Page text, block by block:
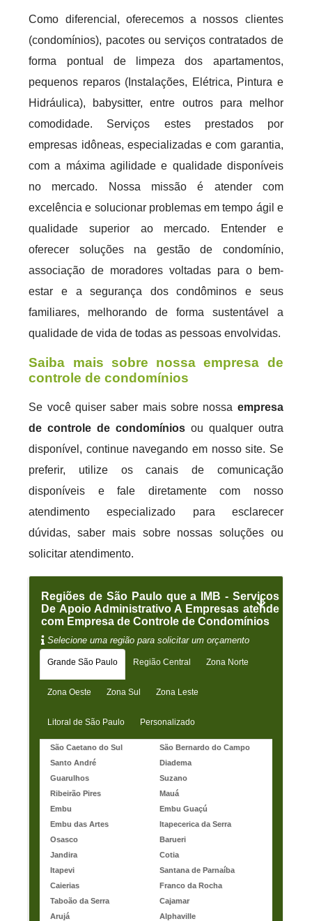
Como diferencial, oferecemos a nossos clientes
(condomínios), pacotes ou serviços contratados de
forma pontual de limpeza dos apartamentos,
pequenos reparos (Instalações, Elétrica, Pintura e
Hidráulica), babysitter, entre outros para melhor
comodidade. Serviços estes prestados por
empresas idôneas, especializadas e com garantia,
com a máxima agilidade e qualidade disponíveis
no mercado. Nossa missão é atender com
excelência e solucionar problemas em tempo ágil e
qualidade superior ao mercado. Entender e
oferecer soluções na gestão de condomínio,
associação de moradores voltadas para o bem-
estar e a segurança dos condôminos e seus
familiares, melhorando de forma sustentável a
qualidade de vida de todas as pessoas envolvidas.
Saiba mais sobre nossa empresa de
controle de condomínios
Se você quiser saber mais sobre nossa empresa
de controle de condomínios ou qualquer outra
disponível, continue navegando em nosso site. Se
preferir, utilize os canais de comunicação
disponíveis e fale diretamente com nosso
atendimento especializado para esclarecer
dúvidas, saber mais sobre nossas soluções ou
solicitar atendimento.
Regiões de São Paulo que a IMB - Serviços
De Apoio Administrativo A Empresas atende
com Empresa de Controle de Condomínios
Selecione uma região para solicitar um orçamento
Grande São Paulo Região Central Zona Norte
Zona Oeste Zona Sul Zona Leste
Litoral de São Paulo Personalizado
São Caetano do Sul
São Bernardo do Campo
Santo André
Diadema
Guarulhos
Suzano
Ribeirão Pires
Mauá
Embu
Embu Guaçú
Embu das Artes
Itapecerica da Serra
Osasco
Barueri
Jandira
Cotia
Itapevi
Santana de Parnaíba
Caierias
Franco da Rocha
Taboão da Serra
Cajamar
Arujá
Alphaville